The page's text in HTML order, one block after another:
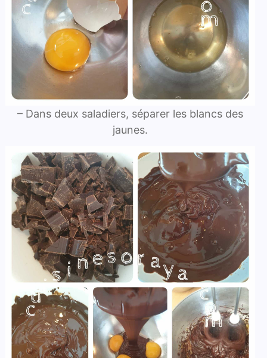
– Dans deux saladiers, séparer les blancs des
jaunes.